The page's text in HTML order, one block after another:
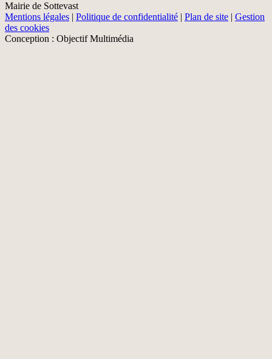
Mairie de Sottevast
Mentions légales | Politique de confidentialité | Plan de site | Gestion
des cookies
Conception : Objectif Multimédia